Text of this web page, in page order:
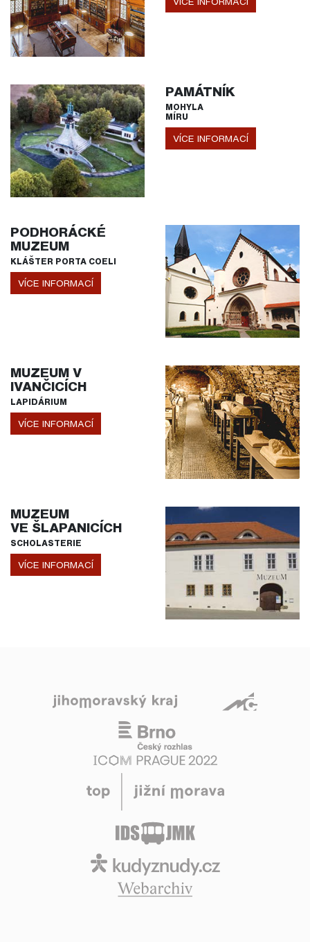
PAMÁTNÍK
MOHYLA
MÍRU
VÍCE INFORMACÍ
PODHORÁCKÉ
MUZEUM
KLÁŠTER PORTA COELI
VÍCE INFORMACÍ
MUZEUM V
IVANČICÍCH
LAPIDÁRIUM
VÍCE INFORMACÍ
MUZEUM
VE ŠLAPANICÍCH
SCHOLASTERIE
VÍCE INFORMACÍ